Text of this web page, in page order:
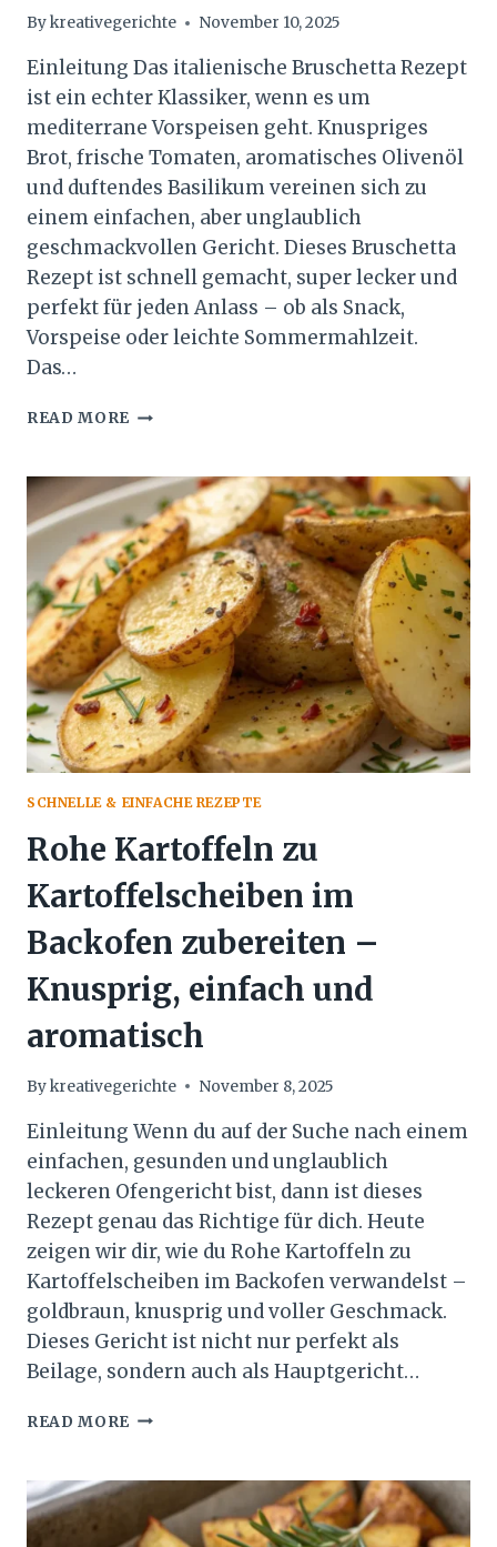
Bykreativegerichte November 10, 2025
Einleitung Das italienische Bruschetta Rezept
ist ein echter Klassiker, wenn es um
mediterrane Vorspeisen geht. Knuspriges
Brot, frische Tomaten, aromatisches Olivenöl
und duftendes Basilikum vereinen sich zu
einem einfachen, aber unglaublich
geschmackvollen Gericht. Dieses Bruschetta
Rezept ist schnell gemacht, super lecker und
perfekt für jeden Anlass – ob als Snack,
Vorspeise oder leichte Sommermahlzeit.
Das…
READ MORE BRUSCHETTA
SCHNELL
GEMACHT
UND
SUPER
LECKER
SCHNELLE & EINFACHE REZEPTE
Rohe Kartoffeln zu
Kartoffelscheiben im
Backofen zubereiten –
Knusprig, einfach und
aromatisch
Bykreativegerichte November 8, 2025
Einleitung Wenn du auf der Suche nach einem
einfachen, gesunden und unglaublich
leckeren Ofengericht bist, dann ist dieses
Rezept genau das Richtige für dich. Heute
zeigen wir dir, wie du Rohe Kartoffeln zu
Kartoffelscheiben im Backofen verwandelst –
goldbraun, knusprig und voller Geschmack.
Dieses Gericht ist nicht nur perfekt als
Beilage, sondern auch als Hauptgericht…
READ MORE ROHE
KARTOFFELSCHEIBEN
BACKOFEN